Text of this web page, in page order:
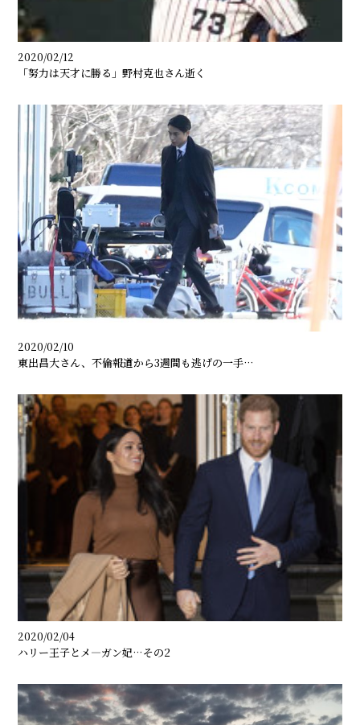
2020/02/12
「努力は天才に勝る」野村克也さん逝く
2020/02/10
東出昌大さん、不倫報道から3週間も逃げの一手…
2020/02/04
ハリー王子とメ―ガン妃…その2